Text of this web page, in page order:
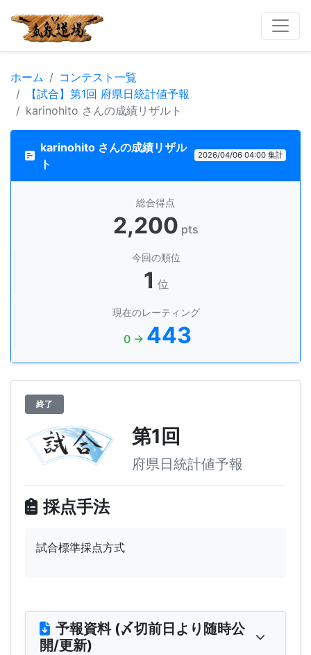
ホーム
コンテスト一覧
【試合】第1回 府県日統計値予報
karinohito さんの成績リザルト
karinohito さんの成績リザル
ト
2026/04/06 04:00 集計
総合得点
2,200 pts
今回の順位
1 位
現在のレーティング
0 → 443
終了
第1回
府県日統計値予報
採点手法
試合標準採点方式
予報資料 (〆切前日より随時公
開/更新)